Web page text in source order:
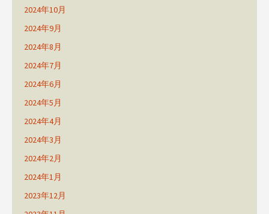
2024年10月
2024年9月
2024年8月
2024年7月
2024年6月
2024年5月
2024年4月
2024年3月
2024年2月
2024年1月
2023年12月